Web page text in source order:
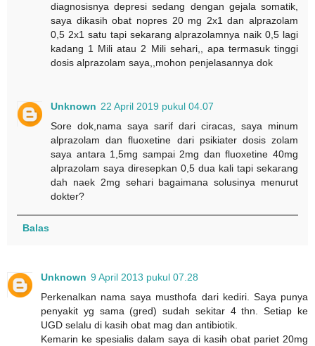
diagnosisnya depresi sedang dengan gejala somatik,
saya dikasih obat nopres 20 mg 2x1 dan alprazolam
0,5 2x1 satu tapi sekarang alprazolamnya naik 0,5 lagi
kadang 1 Mili atau 2 Mili sehari,, apa termasuk tinggi
dosis alprazolam saya,,mohon penjelasannya dok
Unknown 22 April 2019 pukul 04.07
Sore dok,nama saya sarif dari ciracas, saya minum
alprazolam dan fluoxetine dari psikiater dosis zolam
saya antara 1,5mg sampai 2mg dan fluoxetine 40mg
alprazolam saya diresepkan 0,5 dua kali tapi sekarang
dah naek 2mg sehari bagaimana solusinya menurut
dokter?
Balas
Unknown 9 April 2013 pukul 07.28
Perkenalkan nama saya musthofa dari kediri. Saya punya
penyakit yg sama (gred) sudah sekitar 4 thn. Setiap ke
UGD selalu di kasih obat mag dan antibiotik.
Kemarin ke spesialis dalam saya di kasih obat pariet 20mg